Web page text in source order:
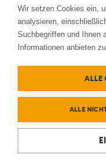
Wir setzen Cookies ein,
analysieren,
Suchbegriffen und Ihnen
Informationen anbieten
ALLE
ALLE